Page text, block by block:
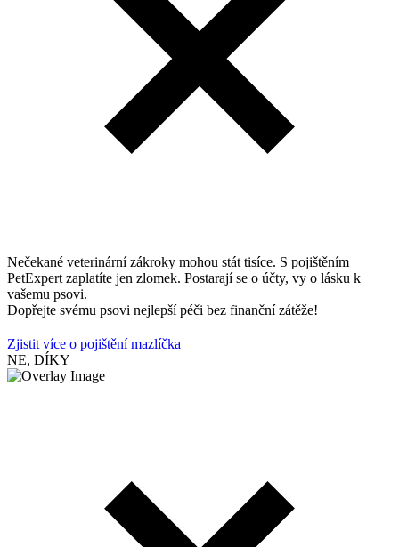
Nečekané veterinární zákroky mohou stát tisíce. S pojištěním
PetExpert zaplatíte jen zlomek. Postarají se o účty, vy o lásku k
vašemu psovi.
Dopřejte svému psovi nejlepší péči bez finanční zátěže!
Zjistit více o pojištění mazlíčka
NE, DÍKY